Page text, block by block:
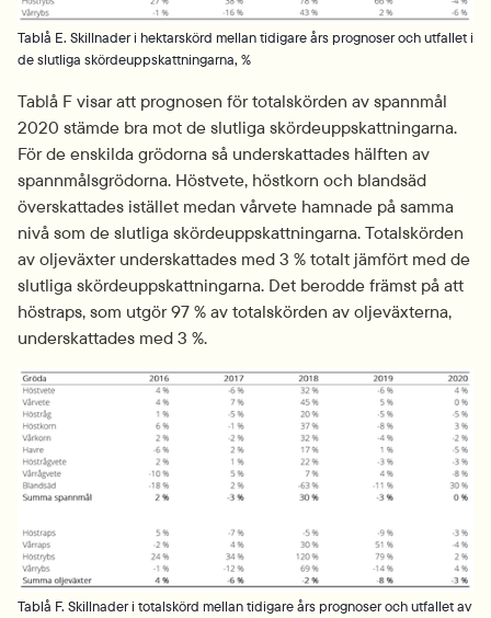
Tablå E. Skillnader i hektarskörd mellan tidigare års prognoser och utfallet i
de slutliga skördeuppskattningarna, %
Tablå F visar att prognosen för totalskörden av spannmål
2020 stämde bra mot de slutliga skördeuppskattningarna.
För de enskilda grödorna så underskattades hälften av
spannmålsgrödorna. Höstvete, höstkorn och blandsäd
överskattades istället medan vårvete hamnade på samma
nivå som de slutliga skördeuppskattningarna. Totalskörden
av oljeväxter underskattades med 3 % totalt jämfört med de
slutliga skördeuppskattningarna. Det berodde främst på att
höstraps, som utgör 97 % av totalskörden av oljeväxterna,
underskattades med 3 %.
Tablå F. Skillnader i totalskörd mellan tidigare års prognoser och utfallet av